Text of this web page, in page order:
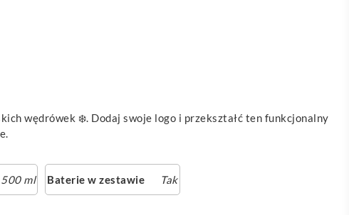
wędrówek ❄️. Dodaj swoje logo i przekształć ten funkcjonalny
500 ml Baterie w zestawie Tak